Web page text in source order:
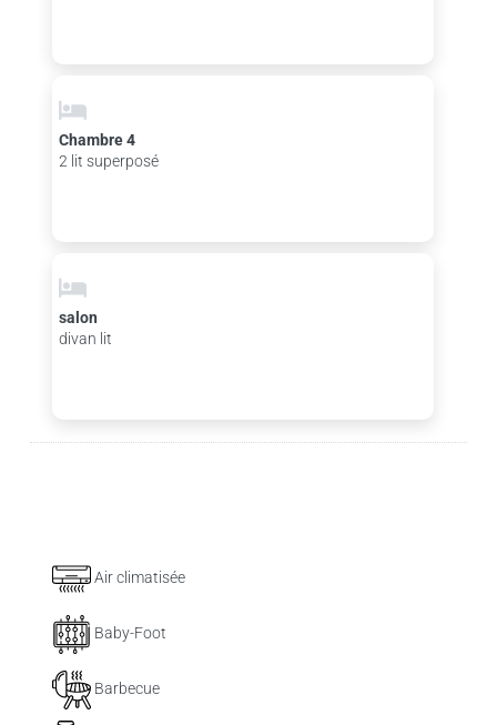
Chambre 4
2 lit superposé
salon
divan lit
Air climatisée
Baby-Foot
Barbecue